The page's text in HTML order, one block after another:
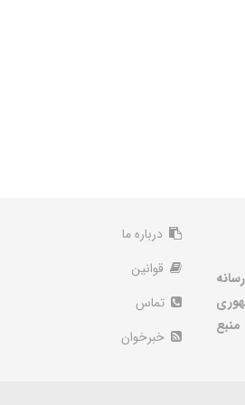
درباره ما
قوانین
تماس
خبرخوان